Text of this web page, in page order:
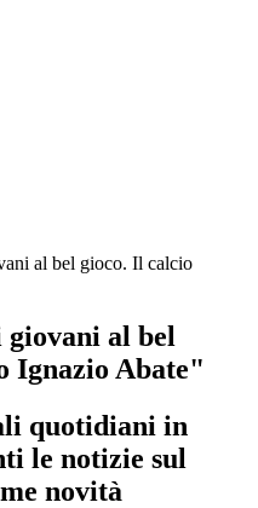
al bel gioco. Il calcio
al bel
Ignazio Abate"
quotidiani in
le notizie sul
novità